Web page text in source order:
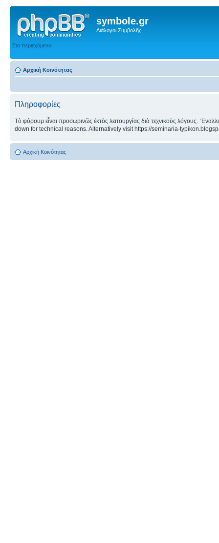
symbole.gr
Διάλογοι Συμβολῆς
Στο περιεχόμενο
Αρχική Κοινότητας
Πληροφορίες
Τὸ φόρουμ εἶναι προσωρινῶς ἐκτὸς λειτουργίας διὰ τεχνικοὺς λόγους.
down for technical reasons. Alternatively visit https://seminaria-
Αρχική Κοινότητας